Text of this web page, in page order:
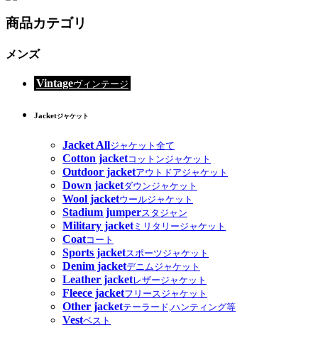
商品カテゴリ
メンズ
Vintageヴィンテージ
Jacketジャケット
Jacket Allジャケット全て
Cotton jacketコットンジャケット
Outdoor jacketアウトドアジャケット
Down jacketダウンジャケット
Wool jacketウールジャケット
Stadium jumperスタジャン
Military jacketミリタリージャケット
Coatコート
Sports jacketスポーツジャケット
Denim jacketデニムジャケット
Leather jacketレザージャケット
Fleece jacketフリースジャケット
Other jacketテーラード,ハンティング等
Vestベスト